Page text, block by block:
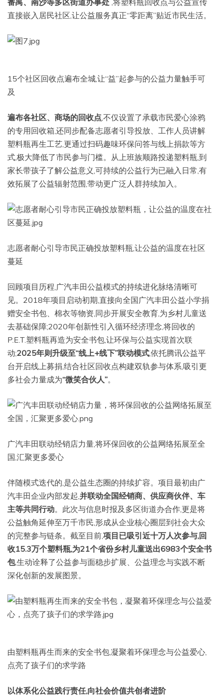
番禺、南沙等多区街道办事处 ,将塑料瓶回收点与公益宣传
直接嵌入居民社区,让公益服务真正“零距离”贴近市民生活。
15个社区回收点遍布全城,让“益”起参与的公益力量触手可
及
遍布各社区、商场的回收点,不仅设置了承载市民爱心涂鸦
的专用回收箱,还同步配备志愿者引导投放、工作人员讲解
塑料瓶再生工艺,更通过扫码趣味环保问答与线上捐款等方
式,极大降低了市民参与门槛。从上班族顺路投递塑料瓶,到
家长带孩子了解公益意义,可持续的公益行为已融入日常,有
效拓展了公益辐射范围,带动更广泛人群持续加入。
志愿者耐心引导市民正确投放塑料瓶,让公益的温度在社区
蔓延
回顾项目历程,广汽丰田公益模式的持续进化脉络清晰可
见。2018年项目启动初期,直接向全国广汽丰田公益小学捐
赠安全书包、棉衣等物资,同步开展安全教育,为乡村儿童送
去基础保障;2020年创新性引入循环经济理念,将回收的
P.E.T.塑料瓶再造为安全书包,让环保与公益实现首次联
动;2025年则升级至“线上+线下”联动模式,依托腾讯公益平
台开启线上募捐,结合社区回收点构建双轨参与体系,吸引更
多社会力量成为“微笑合伙人”。
广汽丰田联动经销店力量,将环保回收的公益网络拓展至全
国,汇聚更多爱心
伴随模式迭代的,是公益生态圈的持续扩容。项目最初由广
汽丰田企业内部发起,并联动全国经销商、供应商伙伴、车
主等共同行动。此次与信息时报及多区街道办合作,更是将
公益触角延伸至万千市民,形成从企业核心圈层到社会大众
的完整参与链条。截至目前,项目已吸引近十万人次参与,回
收15.3万个塑料瓶,为21个省份乡村儿童送出6983个安全书
包,生动诠释了公益参与面稳步扩展、公益理念与实践不断
深化创新的发展图景。
由塑料瓶再生而来的安全书包,凝聚着环保理念与公益爱心,
点亮了孩子们的求学路
以体系化公益践行责任,向社会价值共创者进阶